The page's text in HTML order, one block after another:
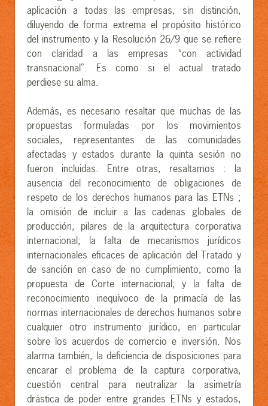
aplicación a todas las empresas, sin distinción,
diluyendo de forma extrema el propósito histórico
del instrumento y la Resolución 26/9 que se refiere
con claridad a las empresas “con actividad
transnacional”. Es como si el actual tratado
perdiese su alma.
Además, es necesario resaltar que muchas de las
propuestas formuladas por los movimientos
sociales, representantes de las comunidades
afectadas y estados durante la quinta sesión no
fueron incluidas. Entre otras, resaltamos : la
ausencia del reconocimiento de obligaciones de
respeto de los derechos humanos para las ETNs ;
la omisión de incluir a las cadenas globales de
producción, pilares de la arquitectura corporativa
internacional; la falta de mecanismos jurídicos
internacionales eficaces de aplicación del Tratado y
de sanción en caso de no cumplimiento, como la
propuesta de Corte internacional; y la falta de
reconocimiento inequívoco de la primacía de las
normas internacionales de derechos humanos sobre
cualquier otro instrumento jurídico, en particular
sobre los acuerdos de comercio e inversión. Nos
alarma también, la deficiencia de disposiciones para
encarar el problema de la captura corporativa,
cuestión central para neutralizar la asimetría
drástica de poder entre grandes ETNs y estados,